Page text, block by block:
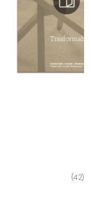
42